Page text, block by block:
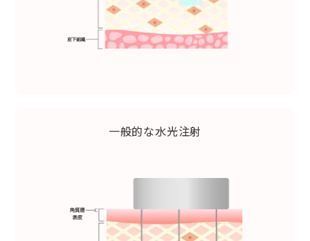
一般的な水光注射